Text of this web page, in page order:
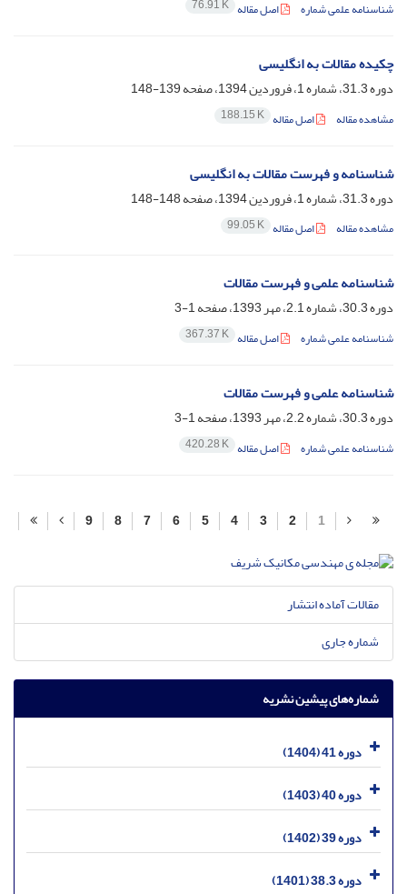
شناسنامه علمی شماره اصل مقاله 76.91 K
چکیده مقالات به انگلیسی
دوره 31.3، شماره 1، فروردین 1394، صفحه 139-148
مشاهده مقاله اصل مقاله 188.15 K
شناسنامه و فهرست مقالات به انگلیسی
دوره 31.3، شماره 1، فروردین 1394، صفحه 148-148
مشاهده مقاله اصل مقاله 99.05 K
شناسنامه علمی و فهرست مقالات
دوره 30.3، شماره 2.1، مهر 1393، صفحه 1-3
شناسنامه علمی شماره اصل مقاله 367.37 K
شناسنامه علمی و فهرست مقالات
دوره 30.3، شماره 2.2، مهر 1393، صفحه 1-3
شناسنامه علمی شماره اصل مقاله 420.28 K
1
2
3
4
5
6
7
8
9
مقالات آماده انتشار
شماره جاری
شماره‌های پیشین نشریه
دوره 41 (1404)
دوره 40 (1403)
دوره 39 (1402)
دوره 38.3 (1401)